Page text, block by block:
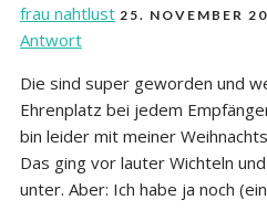
frau nahtlust 25. NOVEMBER
Antwort
Die sind super geworden und
Ehrenplatz bei jedem
bin leider mit meiner
Das ging vor lauter Wichteln
unter. Aber: Ich habe ja noch